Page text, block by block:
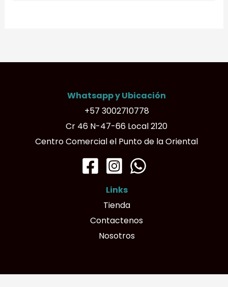
Whatsapp y Ubicación
+57 3002710778
Cr 46 N-47-66 Local 2120
Centro Comercial el Punto de la Oriental
Links
Tienda
Contactenos
Nosotros